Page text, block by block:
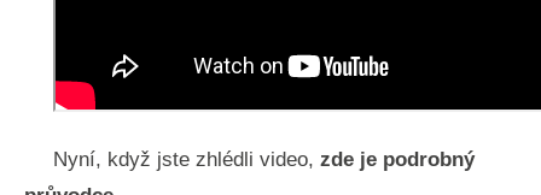
Nyní, když jste zhlédli video, zde je podrobný